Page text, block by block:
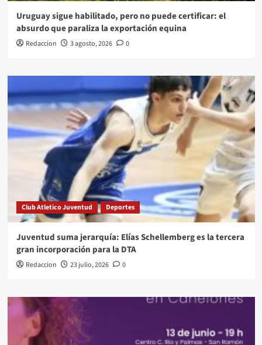
Uruguay sigue habilitado, pero no puede certificar: el
absurdo que paraliza la exportación equina
Redaccion 3 agosto, 2026 0
Club Atletico Juventud Deportes
Juventud suma jerarquía: Elías Schellemberg es la tercera
gran incorporación para la DTA
Redaccion 23 julio, 2026 0